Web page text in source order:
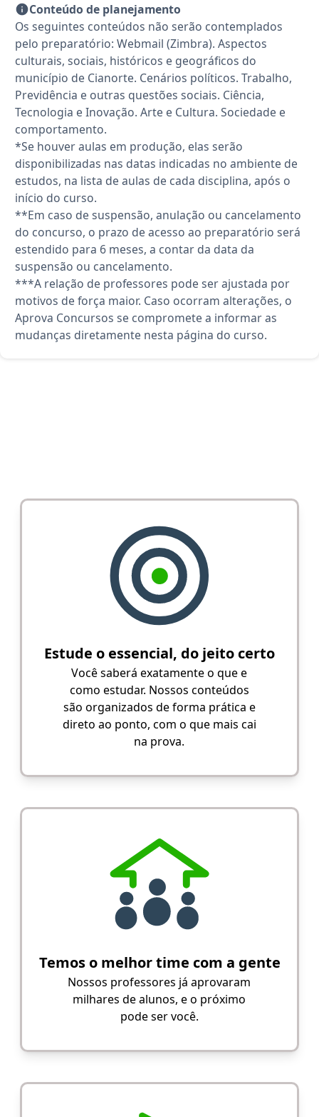
Conteúdo de planejamento
Os seguintes conteúdos não serão contemplados
pelo preparatório: Webmail (Zimbra). Aspectos
culturais, sociais, históricos e geográficos do
município de Cianorte. Cenários políticos. Trabalho,
Previdência e outras questões sociais. Ciência,
Tecnologia e Inovação. Arte e Cultura. Sociedade e
comportamento.
*Se houver aulas em produção, elas serão
disponibilizadas nas datas indicadas no ambiente de
estudos, na lista de aulas de cada disciplina, após o
início do curso.
**Em caso de suspensão, anulação ou cancelamento
do concurso, o prazo de acesso ao preparatório será
estendido para 6 meses, a contar da data da
suspensão ou cancelamento.
***A relação de professores pode ser ajustada por
motivos de força maior. Caso ocorram alterações, o
Aprova Concursos se compromete a informar as
mudanças diretamente nesta página do curso.
Estude o essencial, do jeito certo
Você saberá exatamente o que e
como estudar. Nossos conteúdos
são organizados de forma prática e
direto ao ponto, com o que mais cai
na prova.
Temos o melhor time com a gente
Nossos professores já aprovaram
milhares de alunos, e o próximo
pode ser você.